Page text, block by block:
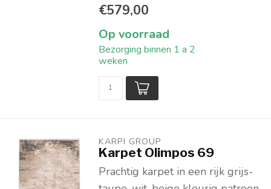
€579,00
Op voorraad
Bezorging binnen 1 a 2
weken
KARPI GROUP
Karpet Olimpos 69
Prachtig karpet in een rijk grijs-